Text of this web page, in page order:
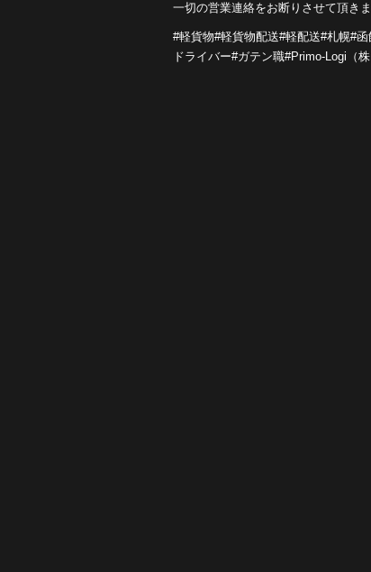
一切の営業連絡をお断りさせて頂きま
#軽貨物#軽貨物配送#軽配送#札幌#
ドライバー#ガテン職#Primo-Logi（株